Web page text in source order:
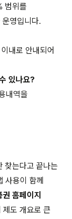
범위를
영입니다.
내로 안내되어
있나요?
내역을
찾는다고 끝나는
사용이 함께
홈페이지
도 개요로 큰